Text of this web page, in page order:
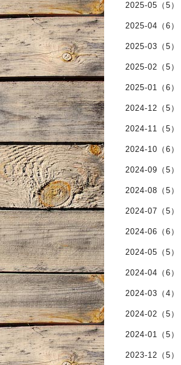
2025-05（5）
2025-04（6）
2025-03（5）
2025-02（5）
2025-01（6）
2024-12（5）
2024-11（5）
2024-10（6）
2024-09（5）
2024-08（5）
2024-07（5）
2024-06（6）
2024-05（5）
2024-04（6）
2024-03（4）
2024-02（5）
2024-01（5）
2023-12（5）